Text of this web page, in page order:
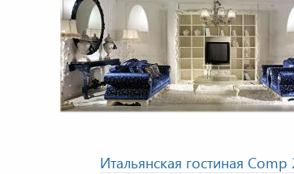
Итальянская гостиная Comp